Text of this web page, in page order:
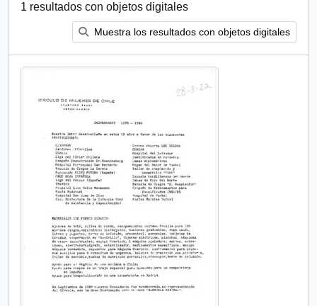
1 resultados con objetos digitales
Muestra los resultados con objetos digitales